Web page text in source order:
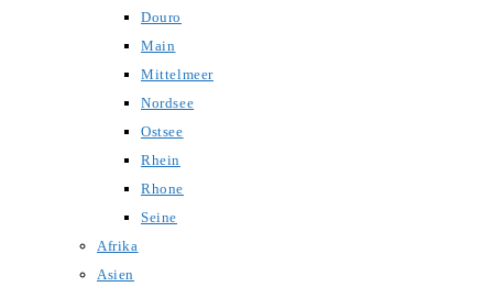
Douro
Main
Mittelmeer
Nordsee
Ostsee
Rhein
Rhone
Seine
Afrika
Asien